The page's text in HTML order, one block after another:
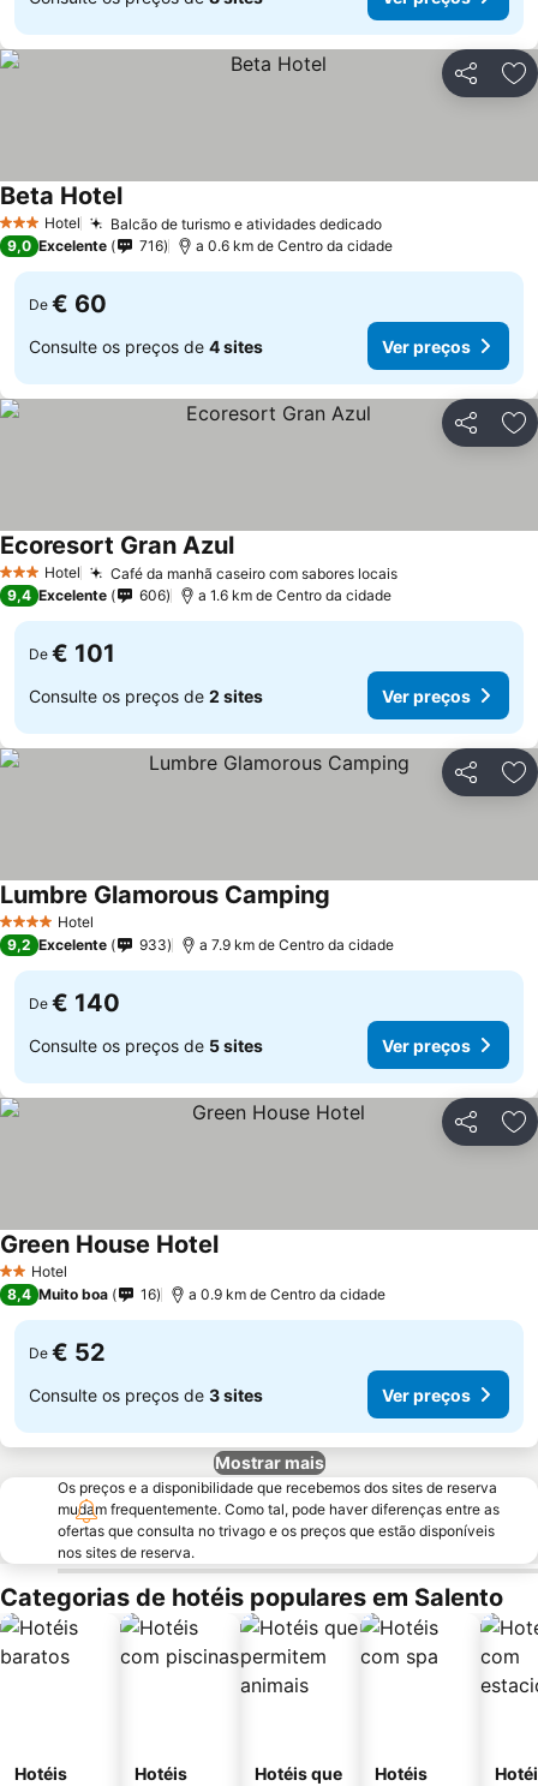
Partilhar
3 EstrelasHotel Balcão de turismo e atividades dedicado
Beta Hotel
9,0 Excelente 716 a 0.6 km de Centro da cidade
De € 60
Consulte os preços de 4 sites Ver preços
Partilhar
3 EstrelasHotel Café da manhã caseiro com sabores locais
Ecoresort Gran Azul
9,4 Excelente 606 a 1.6 km de Centro da cidade
De € 101
Consulte os preços de 2 sites Ver preços
Partilhar
4 EstrelasHotel
Lumbre Glamorous Camping
9,2 Excelente 933 a 7.9 km de Centro da cidade
De € 140
Consulte os preços de 5 sites Ver preços
Partilhar
2 Estrelas
Hotel
Green House Hotel
8,4 Muito boa 16 a 0.9 km de Centro da cidade
De € 52
Consulte os preços de 3 sites Ver preços
Mostrar mais
Os preços e a disponibilidade que recebemos dos sites de reserva
mudam frequentemente. Como tal, pode haver diferenças entre as
ofertas que consulta no trivago e os preços que estão disponíveis
nos sites de reserva.
Categorias de hotéis populares em Salento
Hotéis
Hotéis
Hotéis que
Hotéis